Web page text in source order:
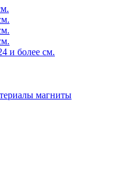
и более см.
магниты